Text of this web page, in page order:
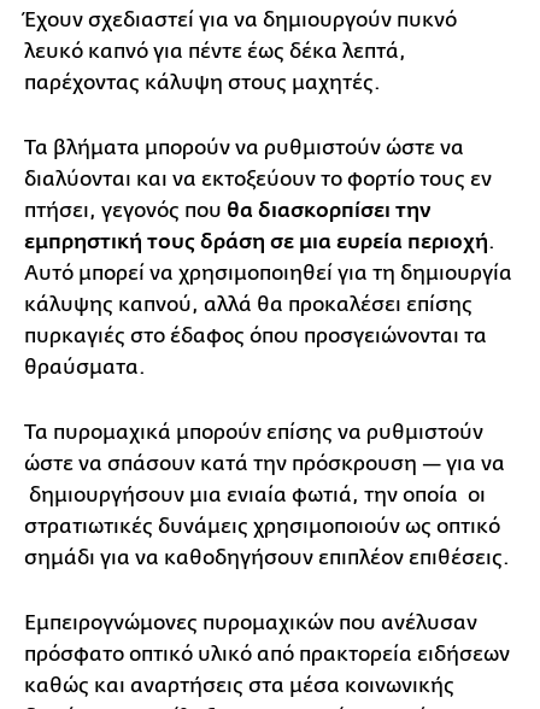
Έχουν σχεδιαστεί για να δημιουργούν πυκνό
λευκό καπνό για πέντε έως δέκα λεπτά,
παρέχοντας κάλυψη στους μαχητές.
Τα βλήματα μπορούν να ρυθμιστούν ώστε να
διαλύονται και να εκτοξεύουν το φορτίο τους εν
πτήσει, γεγονός που θα διασκορπίσει την
εμπρηστική τους δράση σε μια ευρεία περιοχή.
Αυτό μπορεί να χρησιμοποιηθεί για τη δημιουργία
κάλυψης καπνού, αλλά θα προκαλέσει επίσης
πυρκαγιές στο έδαφος όπου προσγειώνονται τα
θραύσματα.
Τα πυρομαχικά μπορούν επίσης να ρυθμιστούν
ώστε να σπάσουν κατά την πρόσκρουση — για να
δημιουργήσουν μια ενιαία φωτιά, την οποία οι
στρατιωτικές δυνάμεις χρησιμοποιούν ως οπτικό
σημάδι για να καθοδηγήσουν επιπλέον επιθέσεις.
Εμπειρογνώμονες πυρομαχικών που ανέλυσαν
πρόσφατο οπτικό υλικό από πρακτορεία ειδήσεων
καθώς και αναρτήσεις στα μέσα κοινωνικής